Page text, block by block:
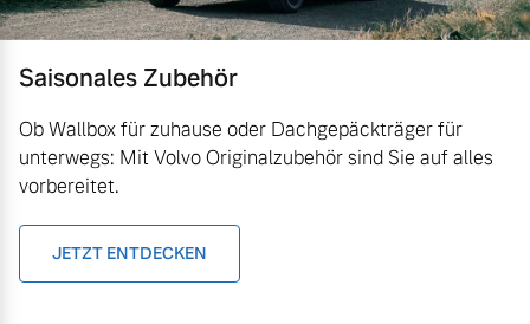
Saisonales Zubehör
Ob Wallbox für zuhause oder Dachgepäckträger für
unterwegs: Mit Volvo Originalzubehör sind Sie auf alles
vorbereitet.
JETZT ENTDECKEN